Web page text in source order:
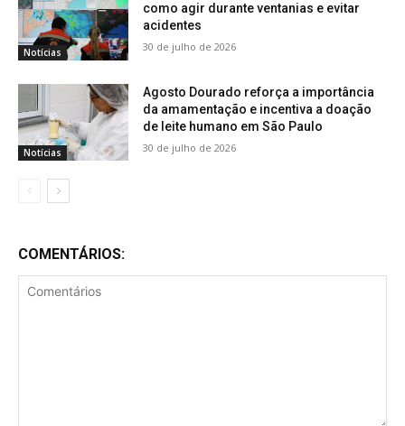
Notícias
como agir durante ventanias e evitar
acidentes
30 de julho de 2026
Notícias
Agosto Dourado reforça a importância
da amamentação e incentiva a doação
de leite humano em São Paulo
30 de julho de 2026
COMENTÁRIOS: